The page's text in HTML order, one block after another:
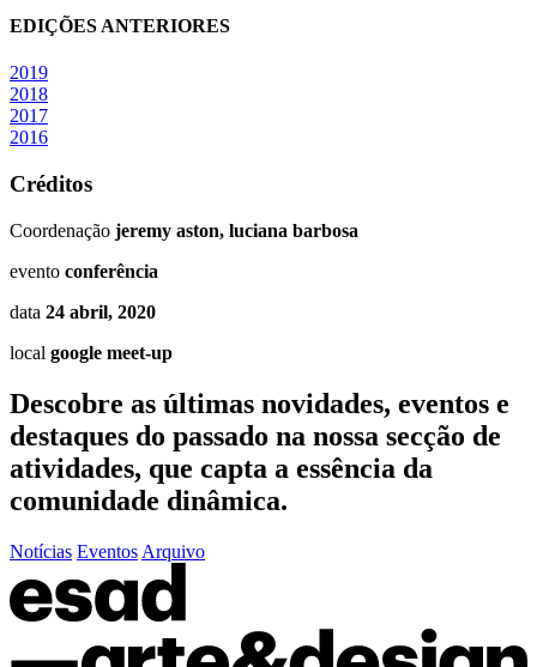
EDIÇÕES ANTERIORES
2019
2018
2017
2016
Créditos
Coordenação jeremy aston, luciana barbosa
evento conferência
data 24 abril, 2020
local google meet-up
Descobre as últimas novidades, eventos e
destaques do passado na nossa secção de
atividades, que capta a essência da
comunidade dinâmica.
Notícias Eventos Arquivo